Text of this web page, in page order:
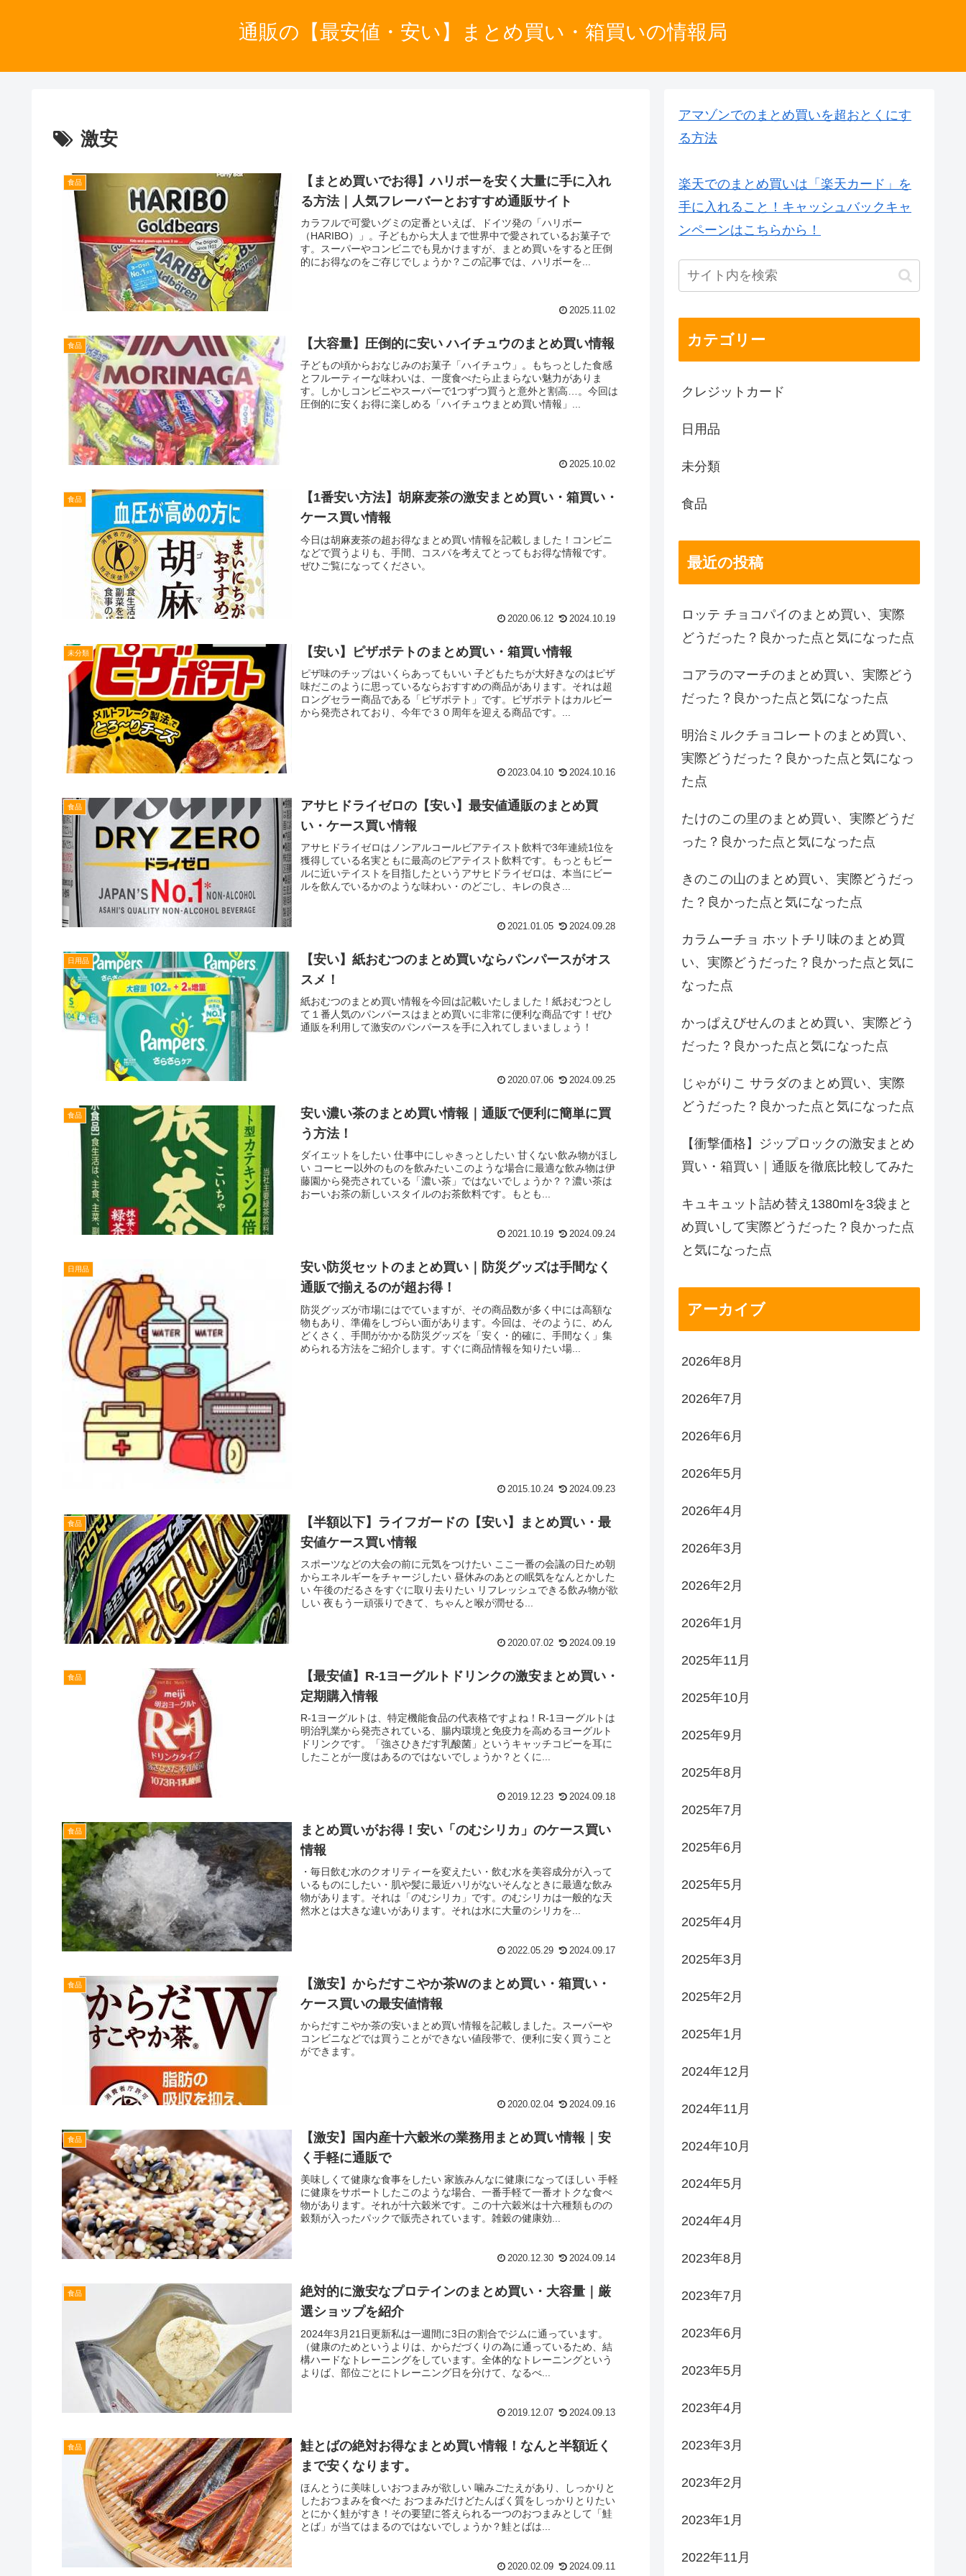
通販の【最安値・安い】まとめ買い・箱買いの情報局
激安
食品
【まとめ買いでお得】ハリボーを安く大量に手に入れ
る方法｜人気フレーバーとおすすめ通販サイト
カラフルで可愛いグミの定番といえば、ドイツ発の「ハリボー
（HARIBO）」。子どもから大人まで世界中で愛されているお菓子で
す。スーパーやコンビニでも見かけますが、まとめ買いをすると圧倒
的にお得なのをご存じでしょうか？この記事では、ハリボーを...
2025.11.02
食品 【大容量】圧倒的に安い ハイチュウのまとめ買い情報
子どもの頃からおなじみのお菓子「ハイチュウ」。もちっとした食感
とフルーティーな味わいは、一度食べたら止まらない魅力がありま
す。しかしコンビニやスーパーで1つずつ買うと意外と割高…。今回は
圧倒的に安くお得に楽しめる「ハイチュウまとめ買い情報」...
2025.10.02
食品
【1番安い方法】胡麻麦茶の激安まとめ買い・箱買い・
ケース買い情報
今日は胡麻麦茶の超お得なまとめ買い情報を記載しました！コンビニ
などで買うよりも、手間、コスパを考えてとってもお得な情報です。
ぜひご覧になってください。
2020.06.12 2024.10.19
未分類 【安い】ピザポテトのまとめ買い・箱買い情報
ピザ味のチップはいくらあってもいい 子どもたちが大好きなのはピザ
味だこのように思っているならおすすめの商品があります。それは超
ロングセラー商品である「ピザポテト」です。ピザポテトはカルビー
から発売されており、今年で３０周年を迎える商品です。...
2023.04.10 2024.10.16
食品
アサヒドライゼロの【安い】最安値通販のまとめ買
い・ケース買い情報
アサヒドライゼロはノンアルコールビアテイスト飲料で3年連続1位を
獲得している名実ともに最高のビアテイスト飲料です。もっともビー
ルに近いテイストを目指したというアサヒドライゼロは、本当にビー
ルを飲んでいるかのような味わい・のどごし、キレの良さ...
2021.01.05 2024.09.28
日用品
【安い】紙おむつのまとめ買いならパンパースがオス
スメ！
紙おむつのまとめ買い情報を今回は記載いたしました！紙おむつとし
て１番人気のパンパースはまとめ買いに非常に便利な商品です！ぜひ
通販を利用して激安のパンパースを手に入れてしまいましょう！
2020.07.06 2024.09.25
食品
安い濃い茶のまとめ買い情報｜通販で便利に簡単に買
う方法！
ダイエットをしたい 仕事中にしゃきっとしたい 甘くない飲み物がほし
い コーヒー以外のものを飲みたいこのような場合に最適な飲み物は伊
藤園から発売されている「濃い茶」ではないでしょうか？？濃い茶は
おーいお茶の新しいスタイルのお茶飲料です。もとも...
2021.10.19 2024.09.24
日用品
安い防災セットのまとめ買い｜防災グッズは手間なく
通販で揃えるのが超お得！
防災グッズが市場にはでていますが、その商品数が多く中には高額な
物もあり、準備をしづらい面があります。今回は、そのように、めん
どくさく、手間がかかる防災グッズを「安く・的確に、手間なく」集
められる方法をご紹介します。すぐに商品情報を知りたい場...
2015.10.24 2024.09.23
食品
【半額以下】ライフガードの【安い】まとめ買い・最
安値ケース買い情報
スポーツなどの大会の前に元気をつけたい ここ一番の会議の日ため朝
からエネルギーをチャージしたい 昼休みのあとの眠気をなんとかした
い 午後のだるさをすぐに取り去りたい リフレッシュできる飲み物が欲
しい 夜もう一頑張りできて、ちゃんと喉が潤せる...
2020.07.02 2024.09.19
食品
【最安値】R-1ヨーグルトドリンクの激安まとめ買い・
定期購入情報
R-1ヨーグルトは、特定機能食品の代表格ですよね！R-1ヨーグルトは
明治乳業から発売されている、腸内環境と免疫力を高めるヨーグルト
ドリンクです。「強さひきだす乳酸菌」というキャッチコピーを耳に
したことが一度はあるのではないでしょうか？とくに...
2019.12.23 2024.09.18
食品
まとめ買いがお得！安い「のむシリカ」のケース買い
情報
・毎日飲む水のクオリティーを変えたい・飲む水を美容成分が入って
いるものにしたい・肌や髪に最近ハリがないそんなときに最適な飲み
物があります。それは「のむシリカ」です。のむシリカは一般的な天
然水とは大きな違いがあります。それは水に大量のシリカを...
2022.05.29 2024.09.17
食品
【激安】からだすこやか茶Wのまとめ買い・箱買い・
ケース買いの最安値情報
からだすこやか茶の安いまとめ買い情報を記載しました。スーパーや
コンビニなどでは買うことができない値段帯で、便利に安く買うこと
ができます。
2020.02.04 2024.09.16
食品
【激安】国内産十六穀米の業務用まとめ買い情報｜安
く手軽に通販で
美味しくて健康な食事をしたい 家族みんなに健康になってほしい 手軽
に健康をサポートしたこのような場合、一番手軽て一番オトクな食べ
物があります。それが十六穀米です。この十六穀米は十六種類ものの
穀類が入ったパックで販売されています。雑穀の健康効...
2020.12.30 2024.09.14
食品
絶対的に激安なプロテインのまとめ買い・大容量｜厳
選ショップを紹介
2024年3月21日更新私は一週間に3日の割合でジムに通っています。
（健康のためというよりは、からだづくりの為に通っているため、結
構ハードなトレーニングをしています。全体的なトレーニングという
よりば、部位ごとにトレーニング日を分けて、なるべ...
2019.12.07 2024.09.13
食品
鮭とばの絶対お得なまとめ買い情報！なんと半額近く
まで安くなります。
ほんとうに美味しいおつまみが欲しい 噛みごたえがあり、しっかりと
したおつまみを食べた おつまみだけどたんぱく質をしっかりとりたい
とにかく鮭がすき！その要望に答えられる一つのおつまみとして「鮭
とば」が当てはまるのではないでしょうか？鮭とばは...
2020.02.09 2024.09.11
アマゾンでのまとめ買いを超おとくにす
る方法
楽天でのまとめ買いは「楽天カード」を
手に入れること！キャッシュバックキャ
ンペーンはこちらから！
カテゴリー
クレジットカード
日用品
未分類
食品
最近の投稿
ロッテ チョコパイのまとめ買い、実際
どうだった？良かった点と気になった点
コアラのマーチのまとめ買い、実際どう
だった？良かった点と気になった点
明治ミルクチョコレートのまとめ買い、
実際どうだった？良かった点と気になっ
た点
たけのこの里のまとめ買い、実際どうだ
った？良かった点と気になった点
きのこの山のまとめ買い、実際どうだっ
た？良かった点と気になった点
カラムーチョ ホットチリ味のまとめ買
い、実際どうだった？良かった点と気に
なった点
かっぱえびせんのまとめ買い、実際どう
だった？良かった点と気になった点
じゃがりこ サラダのまとめ買い、実際
どうだった？良かった点と気になった点
【衝撃価格】ジップロックの激安まとめ
買い・箱買い｜通販を徹底比較してみた
キュキュット詰め替え1380mlを3袋まと
め買いして実際どうだった？良かった点
と気になった点
アーカイブ
2026年8月
2026年7月
2026年6月
2026年5月
2026年4月
2026年3月
2026年2月
2026年1月
2025年11月
2025年10月
2025年9月
2025年8月
2025年7月
2025年6月
2025年5月
2025年4月
2025年3月
2025年2月
2025年1月
2024年12月
2024年11月
2024年10月
2024年5月
2024年4月
2023年8月
2023年7月
2023年6月
2023年5月
2023年4月
2023年3月
2023年2月
2023年1月
2022年11月